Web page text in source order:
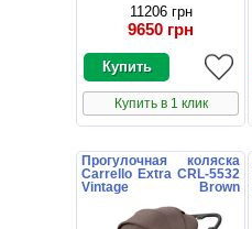
11206 грн
9650 грн
Купить в 1 клик
Прогулочная коляска
Carrello Extra CRL-5532
Vintage Brown
поворотным блоком